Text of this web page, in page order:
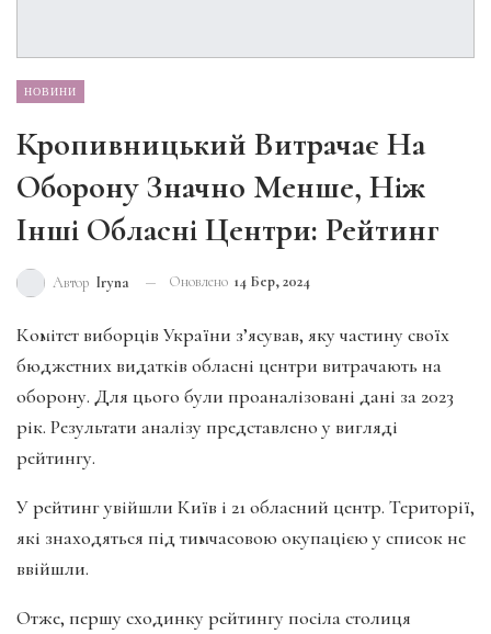
НОВИНИ
Кропивницький Витрачає На
Оборону Значно Менше, Ніж
Інші Обласні Центри: Рейтинг
Автор Iryna Оновлено 14 Бер, 2024
Комітет виборців України з’ясував, яку частину своїх
бюджетних видатків обласні центри витрачають на
оборону. Для цього були проаналізовані дані за 2023
рік. Результати аналізу представлено у вигляді
рейтингу.
У рейтинг увійшли Київ і 21 обласний центр. Території,
які знаходяться під тимчасовою окупацією у список не
ввійшли.
Отже, першу сходинку рейтингу посіла столиця